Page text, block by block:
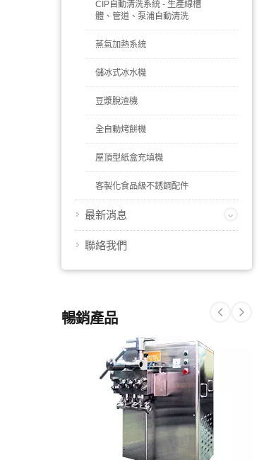
CIP自動清洗系統 - 生產線槽
體、管道、泵浦自動清洗
蒸氣加熱系統
儲冰式冰水機
豆漿脫渣機
全自動烤餅機
屋頂型紙盒充填機
客製化食品級不銹鋼配件
最新消息
聯絡我們
暢銷產品